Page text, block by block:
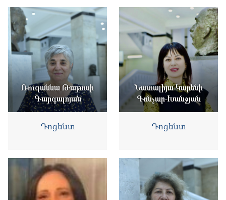
Ռուզաննա Թաթոսի
Գարգալոյան
Դոցենտ
Նատալիյա Կարենի
Գոնչար-Խանջյան
Դոցենտ